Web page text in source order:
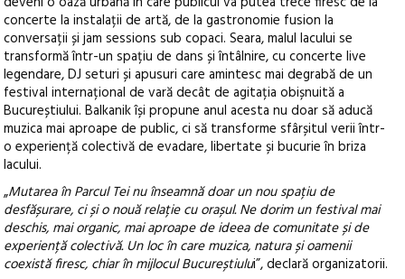
concerte la instalații de artă, de la gastronomie fusion la
conversații și jam sessions sub copaci. Seara, malul lacului se
transformă într-un spațiu de dans și întâlnire, cu concerte live
legendare, DJ seturi și apusuri care amintesc mai degrabă de un
festival internațional de vară decât de agitația obișnuită a
Bucureștiului. Balkanik își propune anul acesta nu doar să aducă
muzica mai aproape de public, ci să transforme sfârșitul verii într-
o experiență colectivă de evadare, libertate și bucurie în briza
lacului.
„Mutarea în Parcul Tei nu înseamnă doar un nou spațiu de
desfășurare, ci și o nouă relație cu orașul. Ne dorim un festival mai
deschis, mai organic, mai aproape de ideea de comunitate și de
experiență colectivă. Un loc în care muzica, natura și oamenii
coexistă firesc, chiar în mijlocul Bucureștiului”, declară organizatorii.